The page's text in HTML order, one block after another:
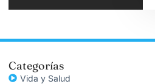
Categorías
Vida y Salud